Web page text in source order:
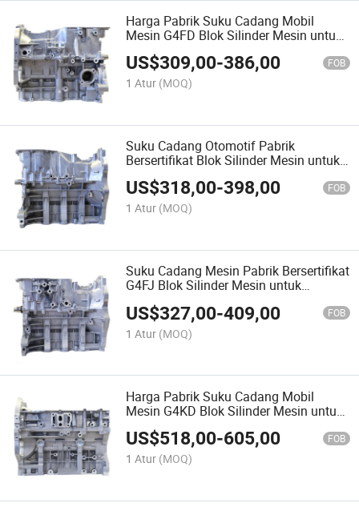
Harga Pabrik Suku Cadang Mobil
Mesin G4FD Blok Silinder Mesin untuk
Hyundai KIA Accent 1.6T
US$309,00-386,00 FOB
1 Atur (MOQ)
Suku Cadang Otomotif Pabrik
Bersertifikat Blok Silinder Mesin untuk
Hyundai Accent G4FG I30 I20 Solaris
KIA Rio Ceed
US$318,00-398,00 FOB
1 Atur (MOQ)
Suku Cadang Mesin Pabrik Bersertifikat
G4FJ Blok Silinder Mesin untuk
Sportage 177N12BU03
US$327,00-409,00 FOB
1 Atur (MOQ)
Harga Pabrik Suku Cadang Mobil
Mesin G4KD Blok Silinder Mesin untuk
Kia Sportage Cerato Hyundai Tucson
IX35
US$518,00-605,00 FOB
1 Atur (MOQ)